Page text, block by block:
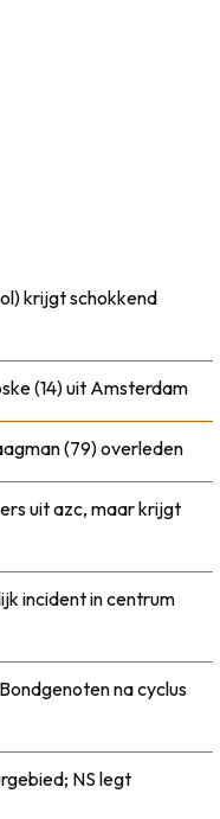
krijgt schokkend
(14) uit Amsterdam
(79) overleden
uit azc, maar krijgt
incident in centrum
na cyclus
NS legt